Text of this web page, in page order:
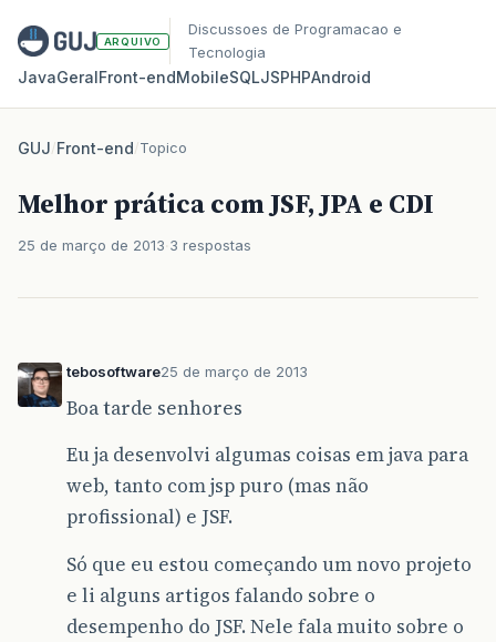
ARQUIVO
Discussoes de Programacao e
Tecnologia
JavaGeralFront‑endMobileSQLJSPHPAndroid
GUJ/Front-end/Topico
Melhor prática com JSF, JPA e CDI
25 de março de 2013 3 respostas
tebosoftware25 de março de 2013
Boa tarde senhores
Eu ja desenvolvi algumas coisas em java para
web, tanto com jsp puro (mas não
profissional) e JSF.
Só que eu estou começando um novo projeto
e li alguns artigos falando sobre o
desempenho do JSF. Nele fala muito sobre o